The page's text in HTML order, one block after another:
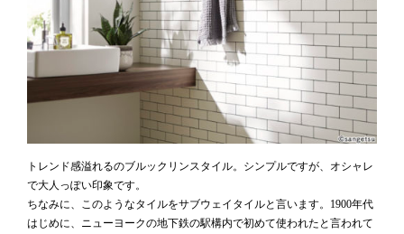
トレンド感溢れるのブルックリンスタイル。シンプルですが、オシャレ
で大人っぽい印象です。
ちなみに、このようなタイルをサブウェイタイルと言います。1900年代
はじめに、ニューヨークの地下鉄の駅構内で初めて使われたと言われて